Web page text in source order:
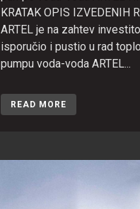
KRATAK OPIS IZVEDENIH
ARTEL je na zahtev
isporučio i pustio u rad
pumpu voda-voda ARTEL...
READ MORE